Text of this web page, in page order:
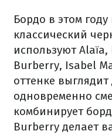
Бордо в этом
классический
используют
Burberry, Isabel
оттенке
одновременно
комбинирует
Burberry делает